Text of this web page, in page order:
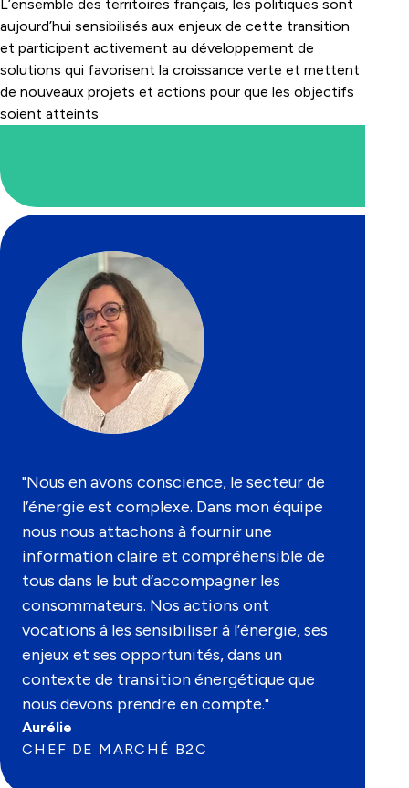
L’ensemble des territoires français, les politiques sont
aujourd’hui sensibilisés aux enjeux de cette transition
et participent activement au développement de
solutions qui favorisent la croissance verte et mettent
de nouveaux projets et actions pour que les objectifs
soient atteints
"Nous en avons conscience, le secteur de
l’énergie est complexe. Dans mon équipe
nous nous attachons à fournir une
information claire et compréhensible de
tous dans le but d’accompagner les
consommateurs. Nos actions ont
vocations à les sensibiliser à l’énergie, ses
enjeux et ses opportunités, dans un
contexte de transition énergétique que
nous devons prendre en compte."
Aurélie
CHEF DE MARCHÉ B2C